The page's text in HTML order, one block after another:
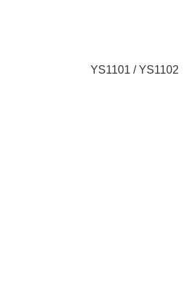
YS1101 / YS1102